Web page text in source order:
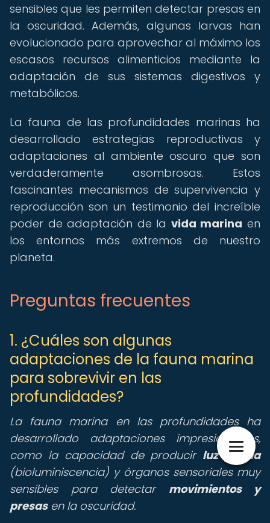
sensibles que les permiten detectar presas en
la oscuridad. Además, algunas larvas han
evolucionado para aprovechar al máximo los
escasos recursos alimenticios mediante la
adaptación de sus sistemas digestivos y
metabólicos.
La fauna de las profundidades marinas ha
desarrollado estrategias reproductivas y
adaptaciones al ambiente oscuro que son
verdaderamente asombrosas. Estos
fascinantes mecanismos de supervivencia y
reproducción son un testimonio del increíble
poder de adaptación de la vida marina en
los entornos más extremos de nuestro
planeta.
Preguntas frecuentes
1. ¿Cuáles son algunas
adaptaciones de la fauna marina
para sobrevivir en las
profundidades?
La fauna marina en las profundidades ha
desarrollado adaptaciones impresionantes,
como la capacidad de producir luz propia
(bioluminiscencia) y órganos sensoriales muy
sensibles para detectar movimientos y
presasen la oscuridad.